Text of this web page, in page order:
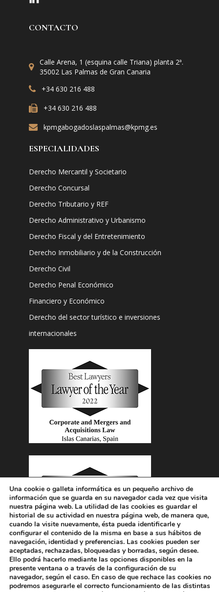
CONTACTO
Calle Arena, 1 (esquina calle Triana) planta 2ª.
35002 Las Palmas de Gran Canaria
+34 630 216 488
+34 630 216 488
kpmgabogadoslaspalmas@kpmg.es
ESPECIALIDADES
Derecho Mercantil y Societario
Derecho Concursal
Derecho Tributario y REF
Derecho Administrativo y Urbanismo
Derecho Fiscal y del Entretenimiento
Derecho Inmobiliario y de la Construcción
Derecho Civil
Derecho Penal Económico
Financiero y Económico
Derecho del sector turístico e inversiones
internacionales
Firma Equipo
Publicaciones
Trabaja con nosotros
Contacto
Una cookie o galleta informática es un pequeño archivo de
información que se guarda en su navegador cada vez que visita
nuestra página web. La utilidad de las cookies es guardar el
historial de su actividad en nuestra página web, de manera que,
cuando la visite nuevamente, ésta pueda identificarle y
configurar el contenido de la misma en base a sus hábitos de
navegación, identidad y preferencias. Las cookies pueden ser
aceptadas, rechazadas, bloqueadas y borradas, según desee.
Ello podrá hacerlo mediante las opciones disponibles en la
presente ventana o a través de la configuración de su
navegador, según el caso. En caso de que rechace las cookies no
podremos asegurarle el correcto funcionamiento de las distintas